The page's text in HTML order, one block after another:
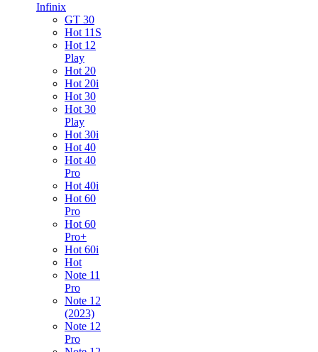
Infinix
GT 30
Hot 11S
Hot 12
Play
Hot 20
Hot 20i
Hot 30
Hot 30
Play
Hot 30i
Hot 40
Hot 40
Pro
Hot 40i
Hot 60
Pro
Hot 60
Pro+
Hot 60i
Hot
Note 11
Pro
Note 12
(2023)
Note 12
Pro